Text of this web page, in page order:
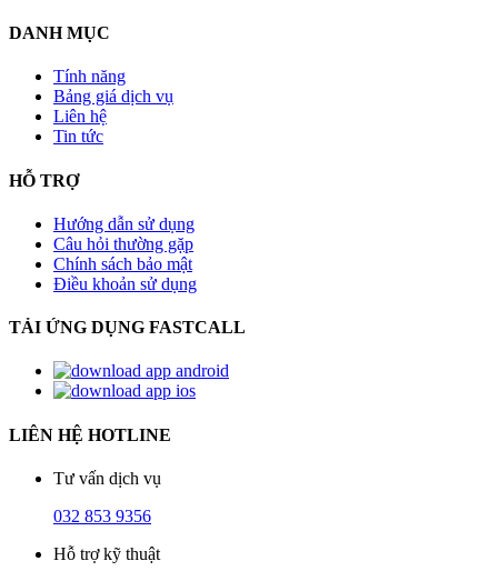
DANH MỤC
Tính năng
Bảng giá dịch vụ
Liên hệ
Tin tức
HỖ TRỢ
Hướng dẫn sử dụng
Câu hỏi thường gặp
Chính sách bảo mật
Điều khoản sử dụng
TẢI ỨNG DỤNG FASTCALL
LIÊN HỆ HOTLINE
Tư vấn dịch vụ
032 853 9356
Hỗ trợ kỹ thuật